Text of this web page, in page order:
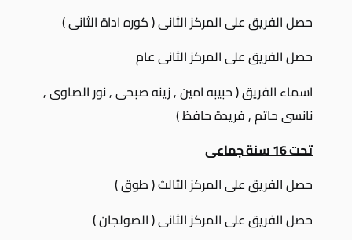
حصل الفريق على المركز الثانى ( كوره اداة الثانى )
حصل الفريق على المركز الثانى عام
اسماء الفريق ( حبيبه امين , زينه صبحى , نور الصاوى ,
نانسى حاتم , فريدة حافظ )
تحت 16 سنة جماعى
حصل الفريق على المركز الثالث ( طوق )
حصل الفريق على المركز الثانى ( الصولجان )